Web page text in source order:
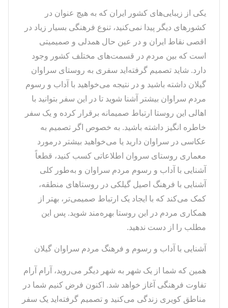
یکی از زیبایی‌های کشور ایران که به هیچ عنوان در
کشورهای دیگر پیدا نمی‌کنید، تنوع فرهنگی بسیار زیاد در
اقصی نقاط ایران و در عین حال همدلی و صمیمیتی
است که بین مردم در قسمت‌های مختلف کشور وجود
دارد. شاید تصمیم گرفته‌اید سفری به روستای سراوان
گیلان داشته باشید و در نتیجه می‌خواهید با آداب و رسوم
مردم سراوان بیشتر آشنا شوید تا در این سفر بتوانید با
اهالی این روستا ارتباط صمیمانه برقرار کرده و یک سفر
خاطره انگیز داشته باشید. به خصوص اگر تصمیم به
عکاسی در سراوان دارید یا می‌خواهید بیشتر درمورد
معماری روستای سروان اطلاعاتی کسب کنید، قطعاً
آشنایی با آداب و رسوم مردم سراوان و به‌طور کلی
آشنایی با فرهنگ اصیل گیلکی در روستاهای منطقه،
کمک می‌کند که با ایجاد یک ارتباط صمیمی‌تر، بهتر از
همکاری مردم در این روستا بهره‌مند شوید. پس این
مطلب را از دست ندهید.
آشنایی با آداب و رسوم و فرهنگ مردم سراوان گیلان
همین که شما از یک شهر به شهر دیگر می‌روید، آرام آرام
تفاوت فرهنگی آغاز خواهد شد. اکنون فرض کنیم شما در
مناطق کویری زندگی می‌کنید و تصمیم گرفته‌اید یک سفر